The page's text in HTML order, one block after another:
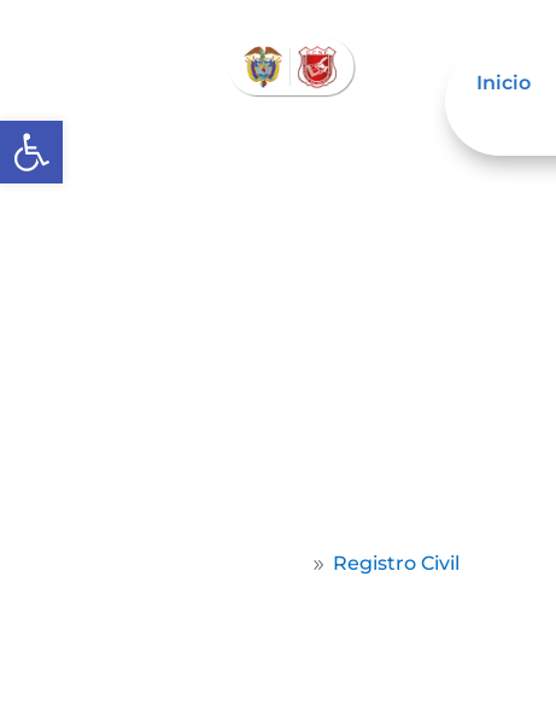
Abrir barra de herramientas
Inicio
9 Registro Civil